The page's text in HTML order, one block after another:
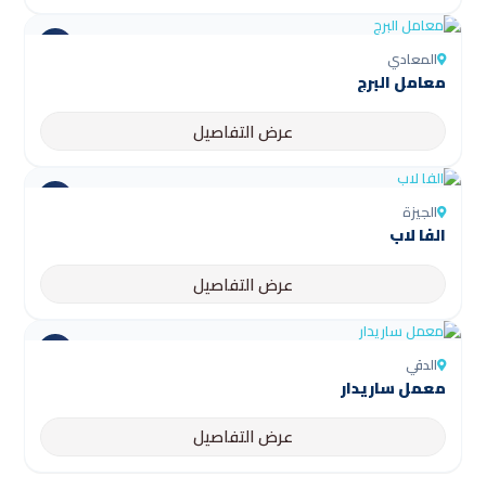
المعادي
معامل البرج
عرض التفاصيل
الجيزة
الفا لاب
عرض التفاصيل
الدقي
معمل ساريدار
عرض التفاصيل